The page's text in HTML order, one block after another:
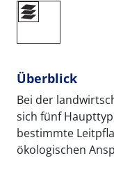
Überblick
Bei der
sich fünf
bestimmte
ökologischen